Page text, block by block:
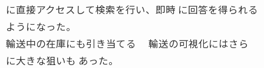
に直接アクセスして検索を行い、即時 に回答を得られる
ようになった。
輸送中の在庫にも引き当てる 輸送の可視化にはさら
に大きな狙いも あった。